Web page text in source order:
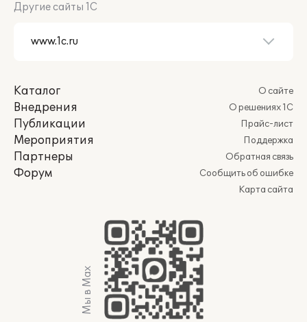
Другие сайты 1С
Каталог
Внедрения
Публикации
Мероприятия
Партнеры
Форум
О сайте
О решениях 1С
Прайс-лист
Поддержка
Обратная связь
Сообщить об ошибке
Карта сайта
Мы в Max